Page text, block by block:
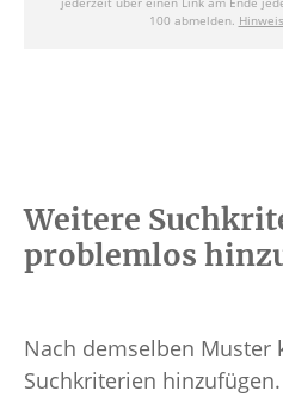
Weitere
problemlos
Nach demselben Muster
Suchkriterien